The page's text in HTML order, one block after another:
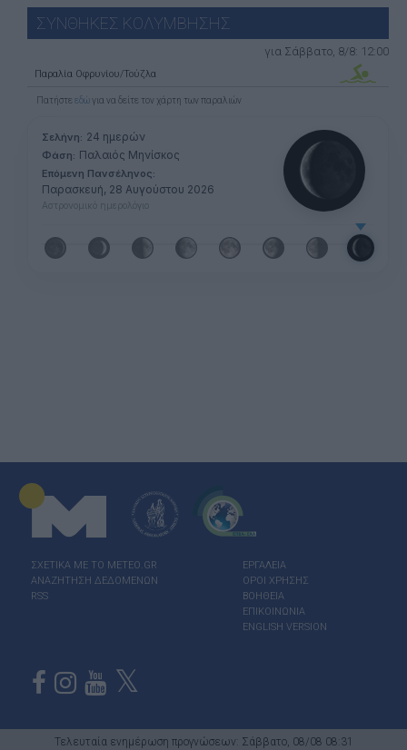
ΣΥΝΘΗΚΕΣ ΚΟΛΥΜΒΗΣΗΣ
για Σάββατο, 8/8: 12:00
Παραλία Οφρυνίου/Τούζλα
Πατήστε εδώγια να δείτε τον χάρτη των παραλιών
Σελήνη: 24 ημερών
Φάση: Παλαιός Μηνίσκος
Επόμενη Πανσέληνος:
Παρασκευή, 28 Αυγούστου 2026
Αστρονομικό ημερολόγιο
ΣΧΕΤΙΚΑ ΜΕ ΤΟ ΜΕΤΕΟ.GR
ΑΝΑΖΗΤΗΣΗ ΔΕΔΟΜΕΝΩΝ
RSS
ΕΡΓΑΛΕΙΑ
ΟΡΟΙ ΧΡΗΣΗΣ
ΒΟΗΘΕΙΑ
ΕΠΙΚΟΙΝΩΝΙΑ
ENGLISH VERSION
Τελευταία ενημέρωση προγνώσεων: Σάββατο, 08/08 08:31